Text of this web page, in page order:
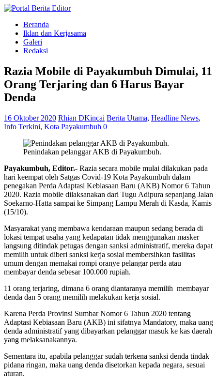
Beranda
Iklan dan Kerjasama
Galeri
Redaksi
Razia Mobile di Payakumbuh Dimulai, 11
Orang Terjaring dan 6 Harus Bayar
Denda
16 Oktober 2020 Rhian DKincai Berita Utama, Headline News,
Info Terkini, Kota Payakumbuh 0
Penindakan pelanggar AKB di Payakumbuh.
Payakumbuh, Editor.- Razia secara mobile mulai dilakukan pada
hari keempat oleh Satgas Covid-19 Kota Payakumbuh dalam
penegakan Perda Adaptasi Kebiasaan Baru (AKB) Nomor 6 Tahun
2020. Razia mobile dilaksanakan dari Tugu Adipura sepanjang Jalan
Soekarno-Hatta sampai ke Simpang Lampu Merah di Kasda, Kamis
(15/10).
Masyarakat yang membawa kendaraan maupun sedang berada di
lokasi tempat usaha yang kedapatan tidak menggunakan masker
langsung ditindak petugas dengan sanksi administratif, mereka dapat
memilih untuk diberi sanksi kerja sosial membersihkan fasilitas
umum dengan memakai rompi oranye pelangar perda atau
membayar denda sebesar 100.000 rupiah.
11 orang terjaring, dimana 6 orang diantaranya memilih membayar
denda dan 5 orang memilih melakukan kerja sosial.
Karena Perda Provinsi Sumbar Nomor 6 Tahun 2020 tentang
Adaptasi Kebiasaan Baru (AKB) ini sifatnya Mandatory, maka uang
denda administratif yang dibayarkan pelanggar masuk ke kas daerah
yang melaksanakannya.
Sementara itu, apabila pelanggar sudah terkena sanksi denda tindak
pidana ringan, maka uang denda disetorkan kepada negara, sesuai
aturan.